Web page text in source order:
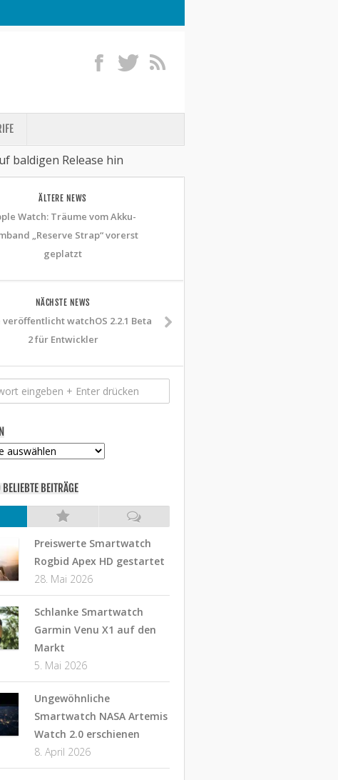
baldigen Release hin
ÄLTERE NEWS
Watch: Träume vom Akku-
„Reserve Strap“ vorerst
geplatzt
NÄCHSTE NEWS
veröffentlicht watchOS 2.2.1 Beta
2 für Entwickler
BELIEBTE BEITRÄGE
Preiswerte Smartwatch
Rogbid Apex HD gestartet
28. Mai 2026
Schlanke Smartwatch
Garmin Venu X1 auf den
Markt
5. Mai 2026
Ungewöhnliche
Smartwatch NASA Artemis
Watch 2.0 erschienen
8. April 2026